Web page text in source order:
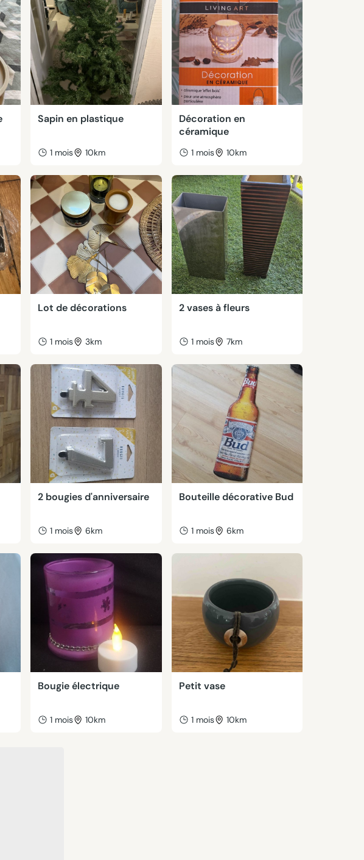
Sapin en plastique
1 mois 10km
Décoration en
céramique
1 mois 10km
Lot de décorations
1 mois 3km
2 vases à fleurs
1 mois 7km
2 bougies d'anniversaire
1 mois 6km
Bouteille décorative Bud
1 mois 6km
Bougie électrique
1 mois 10km
Petit vase
1 mois 10km